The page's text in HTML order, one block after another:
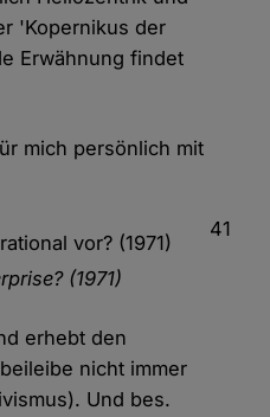
'Kopernikus der
Erwähnung findet
mich persönlich mit
vor? (1971)
41
(1971)
erhebt den
nicht immer
Und bes.